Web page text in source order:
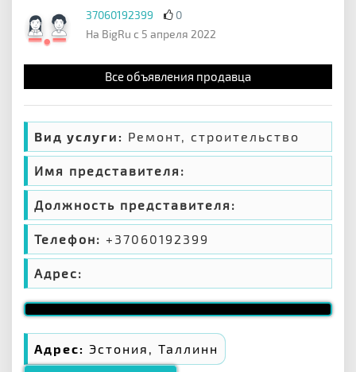
37060192399
0
На BigRu с 5 апреля 2022
Все объявления продавца
Вид услуги: Ремонт, строительство
Имя представителя:
Должность представителя:
Телефон: +37060192399
Адрес:
Адрес: Эстония, Таллинн